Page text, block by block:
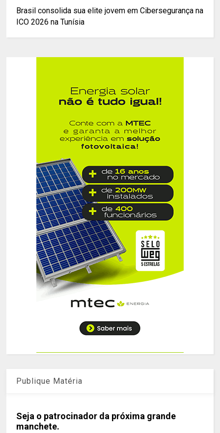
Brasil consolida sua elite jovem em Cibersegurança na
ICO 2026 na Tunísia
Publique Matéria
Seja o patrocinador da próxima grande
manchete.